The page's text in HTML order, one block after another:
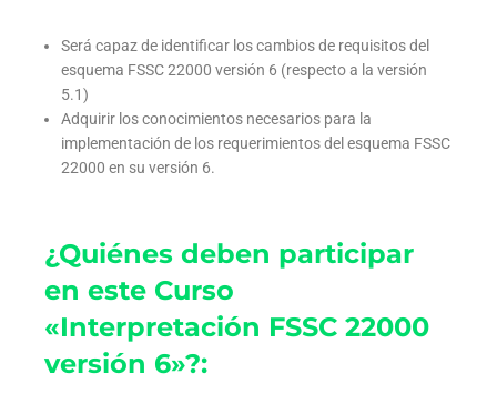
Será capaz de identificar los cambios de requisitos del
esquema FSSC 22000 versión 6 (respecto a la versión
5.1)
Adquirir los conocimientos necesarios para la
implementación de los requerimientos del esquema FSSC
22000 en su versión 6.
¿Quiénes deben participar
en este Curso
«Interpretación FSSC 22000
versión 6»?: